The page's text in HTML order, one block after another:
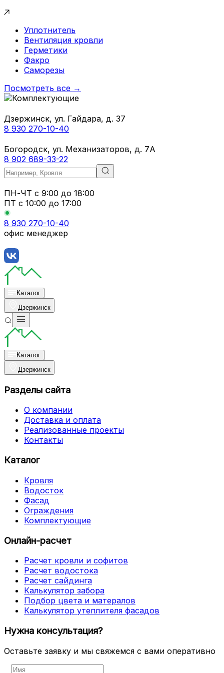
Уплотнитель
Вентиляция кровли
Герметики
Факро
Саморезы
Посмотреть все →
Дзержинск, ул. Гайдара, д. 37
8 930 270-10-40
Богородск, ул. Механизаторов, д. 7А
8 902 689-33-22
ПН-ЧТ с 9:00 до 18:00
ПТ с 10:00 до 17:00
8 930 270-10-40
офис менеджер
Каталог
Дзержинск
Каталог
Дзержинск
Разделы сайта
О компании
Доставка и оплата
Реализованные проекты
Контакты
Каталог
Кровля
Водосток
Фасад
Ограждения
Комплектующие
Онлайн-расчет
Расчет кровли и софитов
Расчет водостока
Расчет сайдинга
Калькулятор забора
Подбор цвета и матералов
Калькулятор утеплителя фасадов
Нужна консультация?
Оставьте заявку и мы свяжемся с вами оперативно